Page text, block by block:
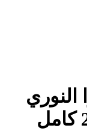
مع دليمي العراقي 2025 كامل